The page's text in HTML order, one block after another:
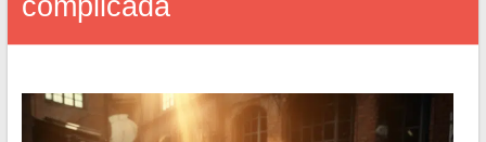
complicada